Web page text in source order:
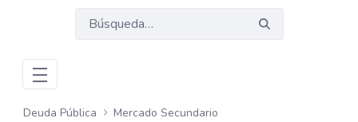
Deuda Pública
Mercado Secundario